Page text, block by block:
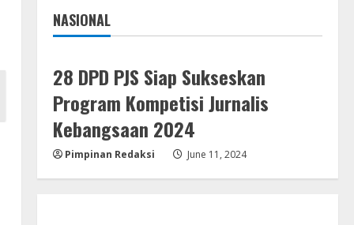
+Patch Direct Link 2026
NASIONAL
Jakarta
28 DPD PJS Siap Sukseskan
Program Kompetisi Jurnalis
Kebangsaan 2024
Pimpinan Redaksi June 11, 2024